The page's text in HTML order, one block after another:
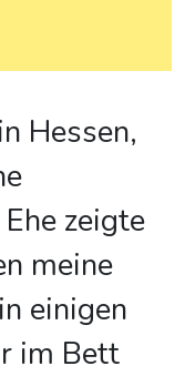
Hessen,
zeigte
meine
einigen
im Bett